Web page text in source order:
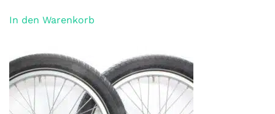
In den Warenkorb